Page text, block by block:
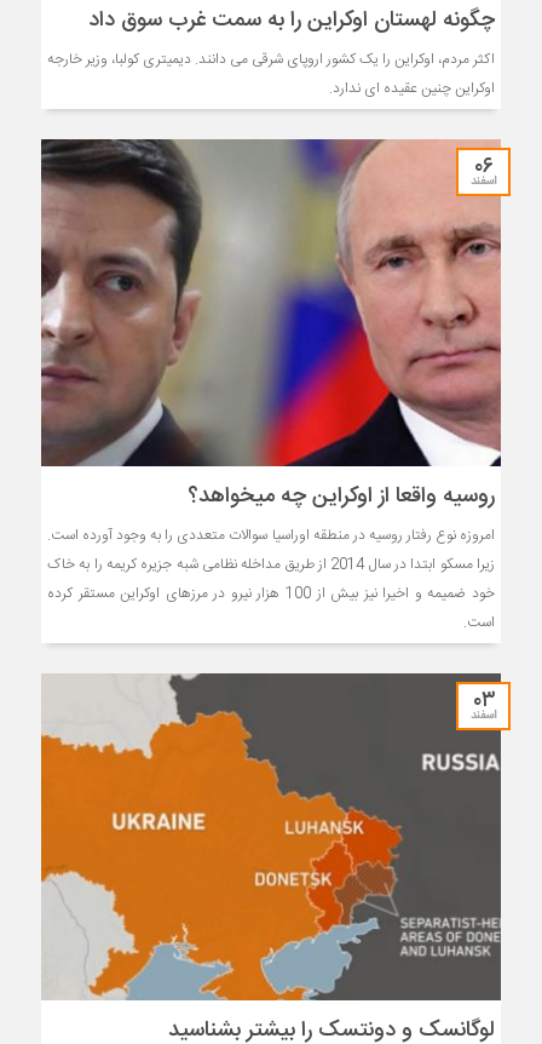
چگونه لهستان اوکراین را به سمت غرب سوق داد
اکثر مردم، اوکراین را یک کشور اروپای شرقی می دانند. دیمیتری کولبا، وزیر خارجه
اوکراین چنین عقیده ای ندارد.
۰۶
اسفند
روسیه واقعا از اوکراین چه میخواهد؟
امروزه نوع رفتار روسیه در منطقه اوراسیا سوالات متعددی را به وجود آورده است.
زیرا مسکو ابتدا در سال 2014 از طریق مداخله نظامی شبه جزیره کریمه را به خاک
خود ضمیمه و اخیرا نیز بیش از 100 هزار نیرو در مرزهای اوکراین مستقر کرده
است.
۰۳
اسفند
لوگانسک و دونتسک را بیشتر بشناسید